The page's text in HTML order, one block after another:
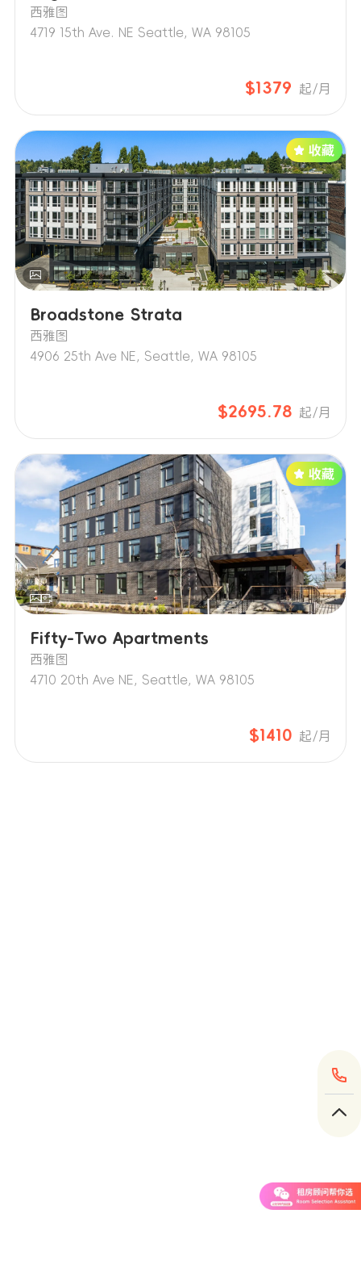
西雅图
4719 15th Ave. NE Seattle, WA 98105
$1379 起/月
Broadstone Strata
西雅图
4906 25th Ave NE, Seattle, WA 98105
$2695.78 起/月
Fifty-Two Apartments
西雅图
4710 20th Ave NE, Seattle, WA 98105
$1410 起/月